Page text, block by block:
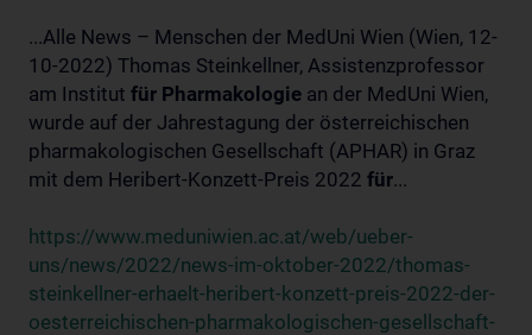
...Alle News – Menschen der MedUni Wien (Wien, 12-
10-2022) Thomas Steinkellner, Assistenzprofessor
am Institut für Pharmakologie an der MedUni Wien,
wurde auf der Jahrestagung der österreichischen
pharmakologischen Gesellschaft (APHAR) in Graz
mit dem Heribert-Konzett-Preis 2022 für...
https://www.meduniwien.ac.at/web/ueber-
uns/news/2022/news-im-oktober-2022/thomas-
steinkellner-erhaelt-heribert-konzett-preis-2022-der-
oesterreichischen-pharmakologischen-gesellschaft-